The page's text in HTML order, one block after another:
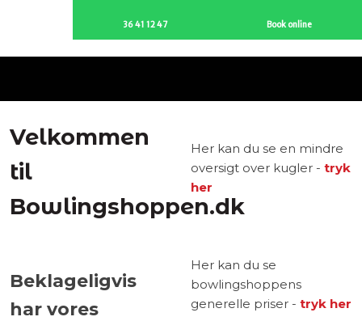
36 41 12 47 Book online
Velkommen
til
Bowlingshoppen.dk
​Beklageligvis
har vores
Her kan du se en mindre
oversigt over kugler - tryk
her
Her kan du se
bowlingshoppens
generelle priser - tryk her